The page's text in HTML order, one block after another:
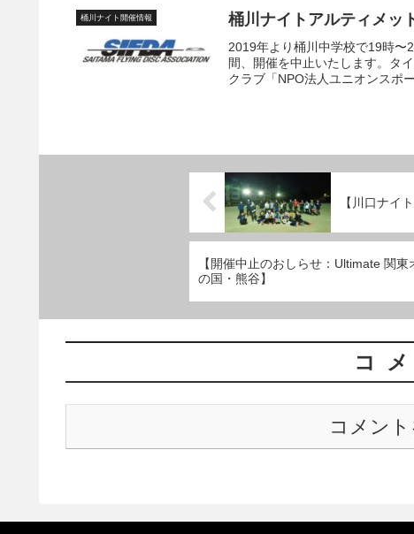
桶川ナイト開催情報 桶川ナイトアルティメッ
2019年より桶川中学校で19時〜
間、開催を中止いたします。タ
クラブ「NPO法人ユニオンスポ
【川口ナイ
【開催中止のおしらせ：Ultimate 関
の国・熊谷】
コ
コメン